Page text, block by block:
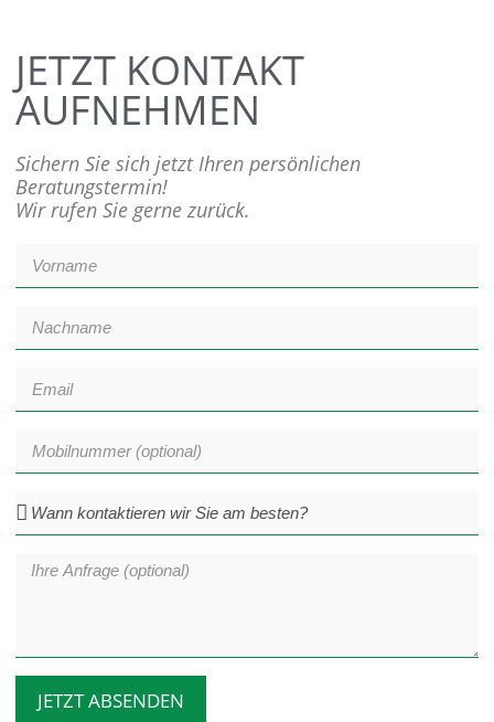
JETZT KONTAKT
AUFNEHMEN
Sichern Sie sich jetzt Ihren persönlichen
Beratungstermin!
Wir rufen Sie gerne zurück.
JETZT ABSENDEN